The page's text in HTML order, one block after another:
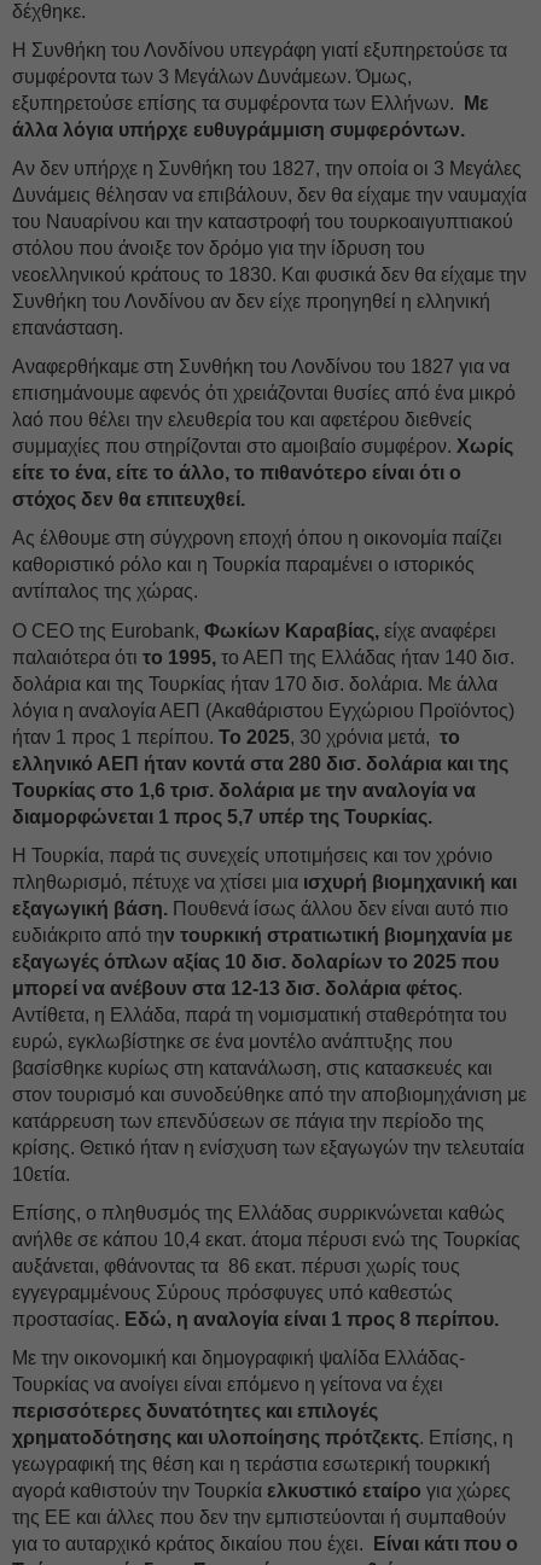
δέχθηκε.
Η Συνθήκη του Λονδίνου υπεγράφη γιατί εξυπηρετούσε τα
συμφέροντα των 3 Μεγάλων Δυνάμεων. Όμως,
εξυπηρετούσε επίσης τα συμφέροντα των Ελλήνων.
Με
άλλα λόγια υπήρχε ευθυγράμμιση συμφερόντων.
Αν δεν υπήρχε η Συνθήκη του 1827, την οποία οι 3 Μεγάλες
Δυνάμεις θέλησαν να επιβάλουν, δεν θα είχαμε την ναυμαχία
του Ναυαρίνου και την καταστροφή του τουρκοαιγυπτιακού
στόλου που άνοιξε τον δρόμο για την ίδρυση του
νεοελληνικού κράτους το 1830. Και φυσικά δεν θα είχαμε την
Συνθήκη του Λονδίνου αν δεν είχε προηγηθεί η ελληνική
επανάσταση.
Αναφερθήκαμε στη Συνθήκη του Λονδίνου του 1827 για να
επισημάνουμε αφενός ότι χρειάζονται θυσίες από ένα μικρό
λαό που θέλει την ελευθερία του και αφετέρου διεθνείς
συμμαχίες που στηρίζονται στο αμοιβαίο συμφέρον. Χωρίς
είτε το ένα, είτε το άλλο, το πιθανότερο είναι ότι ο
στόχος δεν θα επιτευχθεί.
Ας έλθουμε στη σύγχρονη εποχή όπου η οικονομία παίζει
καθοριστικό ρόλο και η Τουρκία παραμένει ο ιστορικός
αντίπαλος της χώρας.
Ο CEO της Eurobank, Φωκίων Καραβίας, είχε αναφέρει
παλαιότερα ότι το 1995, το ΑΕΠ της Ελλάδας ήταν 140 δισ.
δολάρια και της Τουρκίας ήταν 170 δισ. δολάρια. Με άλλα
λόγια η αναλογία ΑΕΠ (Ακαθάριστου Εγχώριου Προϊόντος)
ήταν 1 προς 1 περίπου. Το 2025, 30 χρόνια μετά, το
ελληνικό ΑΕΠ ήταν κοντά στα 280 δισ. δολάρια και της
Τουρκίας στο 1,6 τρισ. δολάρια με την αναλογία να
διαμορφώνεται 1 προς 5,7 υπέρ της Τουρκίας.
Η Τουρκία, παρά τις συνεχείς υποτιμήσεις και τον χρόνιο
πληθωρισμό, πέτυχε να χτίσει μια ισχυρή βιομηχανική και
εξαγωγική βάση. Πουθενά ίσως άλλου δεν είναι αυτό πιο
ευδιάκριτο από την τουρκική στρατιωτική βιομηχανία με
εξαγωγές όπλων αξίας 10 δισ. δολαρίων το 2025 που
μπορεί να ανέβουν στα 12-13 δισ. δολάρια φέτος.
Αντίθετα, η Ελλάδα, παρά τη νομισματική σταθερότητα του
ευρώ, εγκλωβίστηκε σε ένα μοντέλο ανάπτυξης που
βασίσθηκε κυρίως στη κατανάλωση, στις κατασκευές και
στον τουρισμό και συνοδεύθηκε από την αποβιομηχάνιση με
κατάρρευση των επενδύσεων σε πάγια την περίοδο της
κρίσης. Θετικό ήταν η ενίσχυση των εξαγωγών την τελευταία
10ετία.
Επίσης, ο πληθυσμός της Ελλάδας συρρικνώνεται καθώς
ανήλθε σε κάπου 10,4 εκατ. άτομα πέρυσι ενώ της Τουρκίας
αυξάνεται, φθάνοντας τα 86 εκατ. πέρυσι χωρίς τους
εγγεγραμμένους Σύρους πρόσφυγες υπό καθεστώς
προστασίας. Εδώ, η αναλογία είναι 1 προς 8 περίπου.
Με την οικονομική και δημογραφική ψαλίδα Ελλάδας-
Τουρκίας να ανοίγει είναι επόμενο η γείτονα να έχει
περισσότερες δυνατότητες και επιλογές
χρηματοδότησης και υλοποίησης πρότζεκτς. Επίσης, η
γεωγραφική της θέση και η τεράστια εσωτερική τουρκική
αγορά καθιστούν την Τουρκία ελκυστικό εταίρο για χώρες
της ΕΕ και άλλες που δεν την εμπιστεύονται ή συμπαθούν
για το αυταρχικό κράτος δικαίου που έχει.
Είναι κάτι που ο